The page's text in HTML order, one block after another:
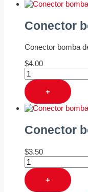
Conector
Conector bomba
$4.00
+
Conector
$3.50
+